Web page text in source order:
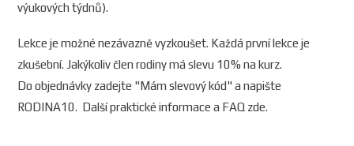
výukových týdnů).
Lekce je možné nezávazně vyzkoušet. Každá první lekce je
zkušební. Jakýkoliv člen rodiny má slevu 10% na kurz.
Do objednávky zadejte "Mám slevový kód" a napište
RODINA10. Další praktické informace a FAQ zde.